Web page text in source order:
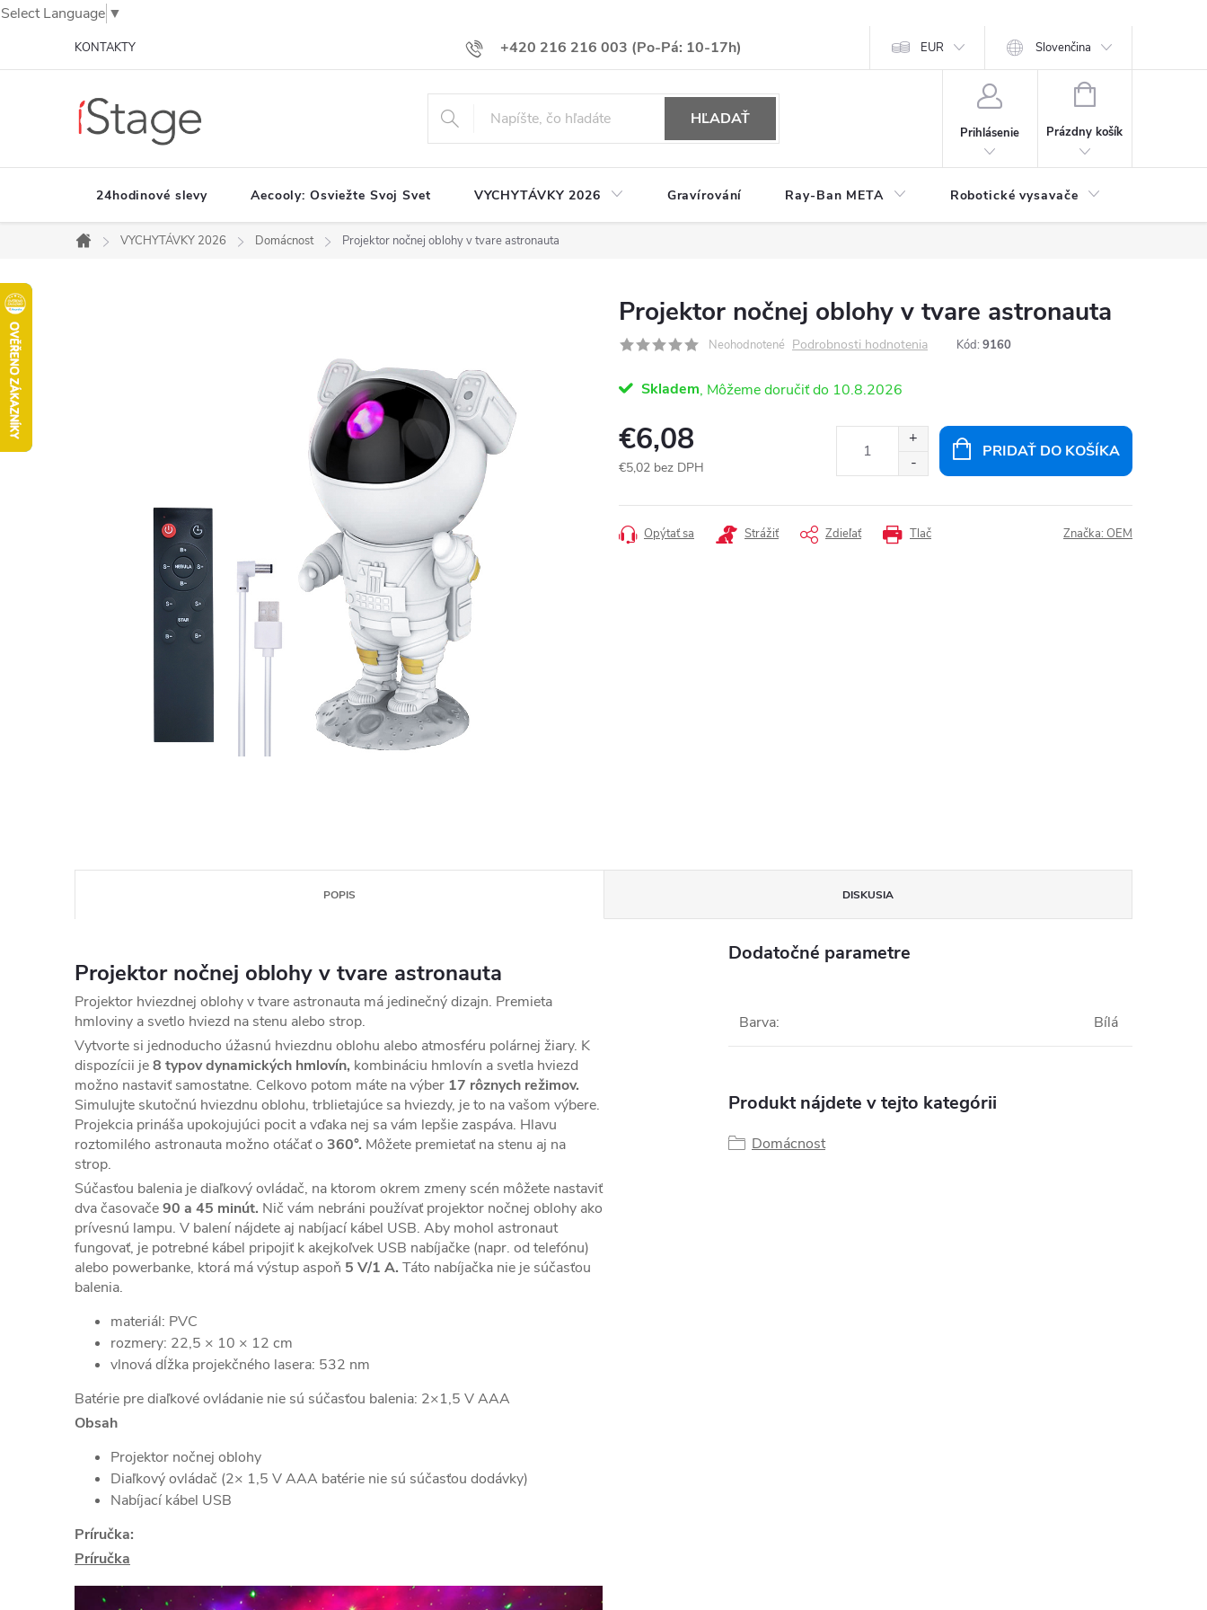
Select Language ▼
+420 216 216 003
KONTAKTY EUR Slovenčina
HĽADAŤ
Prihlásenie
NÁKUPNÝ
Prázdny košík
24hodinové slevy Aecooly: Osviežte Svoj Svet VYCHYTÁVKY 2026 Gravírování Ray-Ban META Robotické vysavače
Domov
VYCHYTÁVKY 2026 Domácnost Projektor nočnej oblohy v tvare astronauta
Projektor nočnej oblohy v tvare astronauta
Neohodnotené Podrobnosti hodnotenia Kód: 9160
Skladem 10.8.2026
€6,08
€5,02 bez DPH
cena:
PRIDAŤ DO KOŠÍKA
Tlač
Opýtať sa Strážiť Zdieľať Značka: OEM
POPIS DISKUSIA
Projektor nočnej oblohy v tvare astronauta
Projektor hviezdnej oblohy v tvare astronauta má jedinečný dizajn. Premieta
hmloviny a svetlo hviezd na stenu alebo strop.
Vytvorte si jednoducho úžasnú hviezdnu oblohu alebo atmosféru polárnej žiary. K
dispozícii je8 typov dynamických hmlovín, kombináciu hmlovín a svetla hviezd
možno nastaviť samostatne. Celkovo potom máte na výber 17 rôznych režimov.
Simulujte skutočnú hviezdnu oblohu, trblietajúce sa hviezdy, je to na vašom výbere.
Projekcia prináša upokojujúci pocit a vďaka nej sa vám lepšie zaspáva. Hlavu
roztomilého astronauta možno otáčať o 360°. Môžete premietať na stenu aj na
strop.
Súčasťou balenia je diaľkový ovládač, na ktorom okrem zmeny scén môžete nastaviť
dva časovače90 a 45 minút. Nič vám nebráni používať projektor nočnej oblohy ako
prívesnú lampu. V balení nájdete aj nabíjací kábel USB. Aby mohol astronaut
fungovať, je potrebné kábel pripojiť k akejkoľvek USB nabíjačke (napr. od telefónu)
alebo powerbanke, ktorá má výstup aspoň 5 V/1 A. Táto nabíjačka nie je súčasťou
balenia.
materiál: PVC
rozmery: 22,5 × 10 × 12 cm
vlnová dĺžka projekčného lasera: 532 nm
Batérie pre diaľkové ovládanie nie sú súčasťou balenia: 2×1,5 V AAA
Obsah
Projektor nočnej oblohy
Diaľkový ovládač (2× 1,5 V AAA batérie nie sú súčasťou dodávky)
Nabíjací kábel USB
Príručka:
Príručka
Dodatočné parametre
Barva: Bílá
Produkt nájdete v tejto kategórii
Domácnost